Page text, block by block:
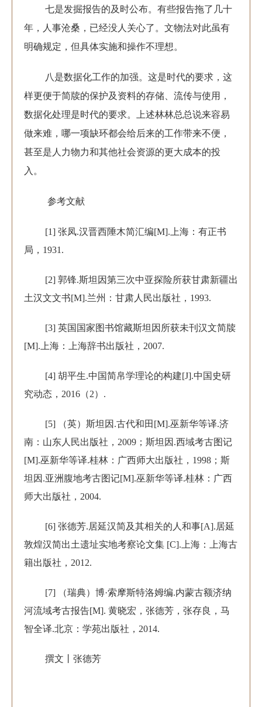
七是发掘报告的及时公布。有些报告拖了几十
年，人事沧桑，已经没人关心了。文物法对此虽有
明确规定，但具体实施和操作不理想。
八是数据化工作的加强。这是时代的要求，这
样更便于简牍的保护及资料的存储、流传与使用，
数据化处理是时代的要求。上述林林总总说来容易
做来难，哪一项缺环都会给后来的工作带来不便，
甚至是人力物力和其他社会资源的更大成本的投
入。
参考文献
[1] 张凤.汉晋西陲木简汇编[M].上海：有正书
局，1931.
[2] 郭锋.斯坦因第三次中亚探险所获甘肃新疆出
土汉文文书[M].兰州：甘肃人民出版社，1993.
[3] 英国国家图书馆藏斯坦因所获未刊汉文简牍
[M].上海：上海辞书出版社，2007.
[4] 胡平生.中国简帛学理论的构建[J].中国史研
究动态，2016（2）.
[5] （英）斯坦因.古代和田[M].巫新华等译.济
南：山东人民出版社，2009；斯坦因.西域考古图记
[M].巫新华等译.桂林：广西师大出版社，1998；斯
坦因.亚洲腹地考古图记[M].巫新华等译.桂林：广西
师大出版社，2004.
[6] 张德芳.居延汉简及其相关的人和事[A].居延
敦煌汉简出土遗址实地考察论文集 [C].上海：上海古
籍出版社，2012.
[7] （瑞典）博·索摩斯特洛姆编.内蒙古额济纳
河流域考古报告[M]. 黄晓宏，张德芳，张存良，马
智全译.北京：学苑出版社，2014.
撰文丨张德芳